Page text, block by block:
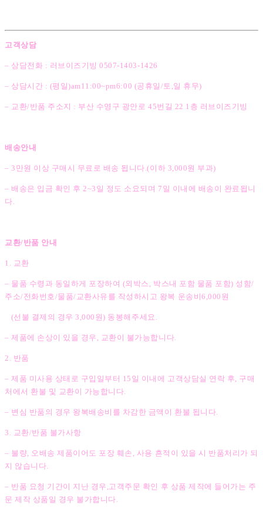
고객상담
– 상담전화 : 러브이즈기빙 0507-1403-1426
– 상담시간 : (평일)am11:00~pm6:00 (공휴일/토,일 휴무)
– 교환/반품 주소지 : 부산 수영구 광안로 45번길 22 1층 러브이즈기빙
배송안내
– 3만원 이상 구매시 무료로 배송 됩니다.(이하 3,000원 부과)
– 배송은 입금 확인 후 2~3일 정도 소요되며 7일 이내에 배송이 완료됩니
다.
교환/반품 안내
1. 교환
– 물품 수령과 동일하게 포장하여 (외박스, 박스내 포함 물품 포함) 성함/
주소/전화번호/물품/교환사유를 작성하시고 왕복 운송비6,000원
(선불 결제의 경우 3,000원) 동봉해주세요.
– 제품에 손상이 있을 경우, 교환이 불가능합니다.
2. 반품
– 제품 미사용 상태로 구입일부터 15일 이내에 고객상담실 연락 후, 구매
처에서 환불 및 교환이 가능합니다.
– 변심 반품의 경우 왕복배송비를 차감한 금액이 환불 됩니다.
3. 교환/반품 불가사항
– 불량, 오배송 제품이어도 포장 훼손, 사용 흔적이 있을 시 반품처리가 되
지 않습니다.
– 반품 요청 기간이 지난 경우,고객주문 확인 후 상품 제작에 들어가는 주
문 제작 상품일 경우 불가합니다.